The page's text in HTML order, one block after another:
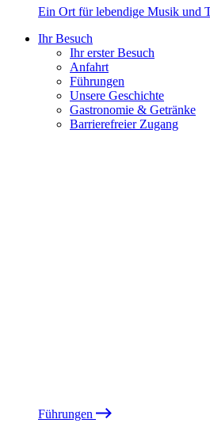
Ein Ort für lebendige Musik und
Ihr Besuch
Ihr erster Besuch
Anfahrt
Führungen
Unsere Geschichte
Gastronomie & Getränke
Barrierefreier Zugang
Führungen